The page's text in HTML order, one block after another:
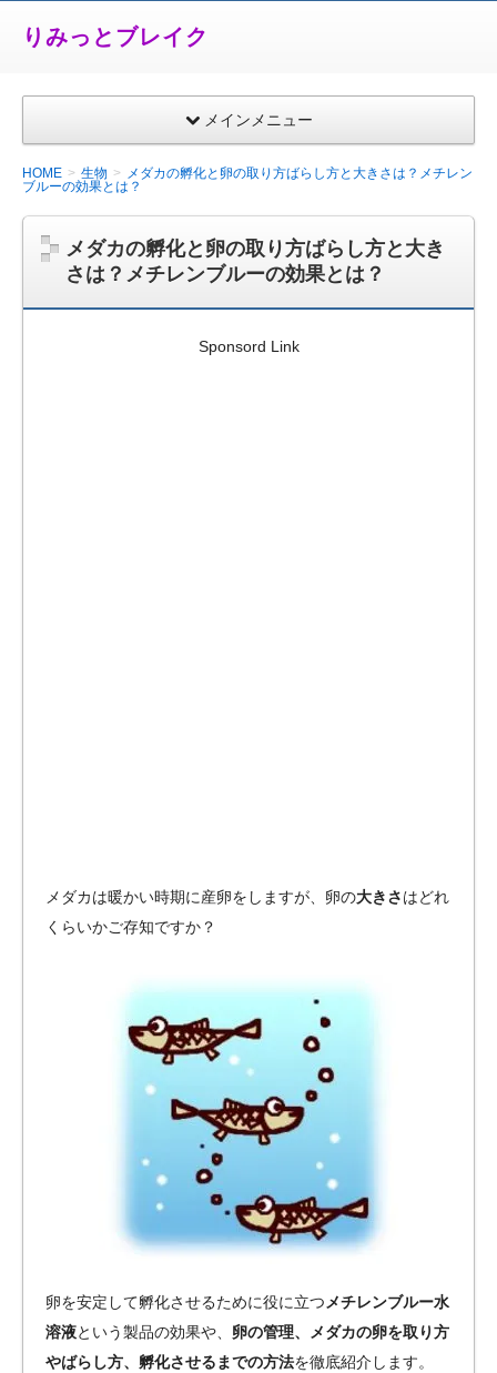
りみっとブレイク
メインメニュー
HOME 生物
メダカの孵化と卵の取り方ばらし方と大きさは？メチレン
ブルーの効果とは？
メダカの孵化と卵の取り方ばらし方と大き
さは？メチレンブルーの効果とは？
Sponsord Link
メダカは暖かい時期に産卵をしますが、卵の大きさはどれ
くらいかご存知ですか？
卵を安定して孵化させるために役に立つ メチレンブルー水
溶液という製品の効果や、 卵の管理、メダカの卵を取り方
やばらし方、孵化させるまでの方法を徹底紹介します。